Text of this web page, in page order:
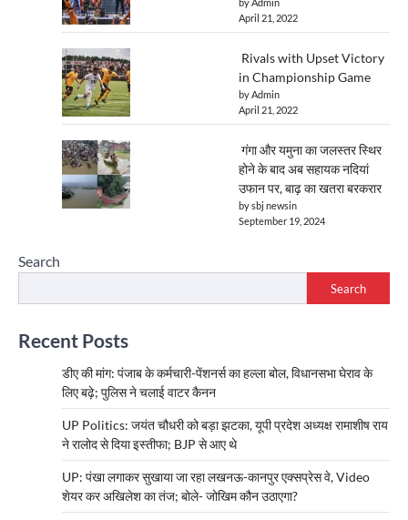
by Admin
April 21, 2022
Rivals with Upset Victory
in Championship Game
by Admin
April 21, 2022
गंगा और यमुना का जलस्तर स्थिर
होने के बाद अब सहायक नदियां
उफान पर, बाढ़ का खतरा बरकरार
by sbj newsin
September 19, 2024
Search
Search
Recent Posts
डीए की मांग: पंजाब के कर्मचारी-पेंशनर्स का हल्ला बोल, विधानसभा घेराव के
लिए बढ़े; पुलिस ने चलाई वाटर कैनन
UP Politics: जयंत चौधरी को बड़ा झटका, यूपी प्रदेश अध्यक्ष रामाशीष राय
ने रालोद से दिया इस्तीफा; BJP से आए थे
UP: पंखा लगाकर सुखाया जा रहा लखनऊ-कानपुर एक्सप्रेस वे, Video
शेयर कर अखिलेश का तंज; बोले- जोखिम कौन उठाएगा?